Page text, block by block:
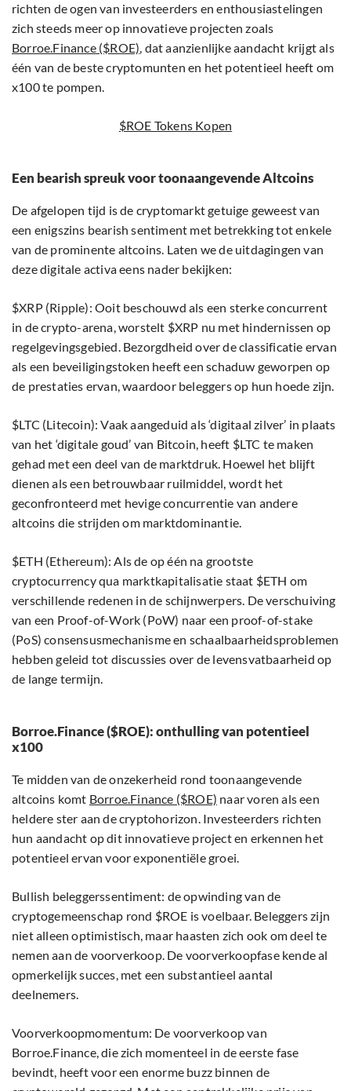
richten de ogen van investeerders en enthousiastelingen
zich steeds meer op innovatieve projecten zoals
Borroe.Finance ($ROE), dat aanzienlijke aandacht krijgt als
één van de beste cryptomunten en het potentieel heeft om
x100 te pompen.
$ROE Tokens Kopen
Een bearish spreuk voor toonaangevende Altcoins
De afgelopen tijd is de cryptomarkt getuige geweest van
een enigszins bearish sentiment met betrekking tot enkele
van de prominente altcoins. Laten we de uitdagingen van
deze digitale activa eens nader bekijken:
$XRP (Ripple): Ooit beschouwd als een sterke concurrent
in de crypto-arena, worstelt $XRP nu met hindernissen op
regelgevingsgebied. Bezorgdheid over de classificatie ervan
als een beveiligingstoken heeft een schaduw geworpen op
de prestaties ervan, waardoor beleggers op hun hoede zijn.
$LTC (Litecoin): Vaak aangeduid als ‘digitaal zilver’ in plaats
van het ‘digitale goud’ van Bitcoin, heeft $LTC te maken
gehad met een deel van de marktdruk. Hoewel het blijft
dienen als een betrouwbaar ruilmiddel, wordt het
geconfronteerd met hevige concurrentie van andere
altcoins die strijden om marktdominantie.
$ETH (Ethereum): Als de op één na grootste
cryptocurrency qua marktkapitalisatie staat $ETH om
verschillende redenen in de schijnwerpers. De verschuiving
van een Proof-of-Work (PoW) naar een proof-of-stake
(PoS) consensusmechanisme en schaalbaarheidsproblemen
hebben geleid tot discussies over de levensvatbaarheid op
de lange termijn.
Borroe.Finance ($ROE): onthulling van potentieel
x100
Te midden van de onzekerheid rond toonaangevende
altcoins komt Borroe.Finance ($ROE) naar voren als een
heldere ster aan de cryptohorizon. Investeerders richten
hun aandacht op dit innovatieve project en erkennen het
potentieel ervan voor exponentiële groei.
Bullish beleggerssentiment: de opwinding van de
cryptogemeenschap rond $ROE is voelbaar. Beleggers zijn
niet alleen optimistisch, maar haasten zich ook om deel te
nemen aan de voorverkoop. De voorverkoopfase kende al
opmerkelijk succes, met een substantieel aantal
deelnemers.
Voorverkoopmomentum: De voorverkoop van
Borroe.Finance, die zich momenteel in de eerste fase
bevindt, heeft voor een enorme buzz binnen de